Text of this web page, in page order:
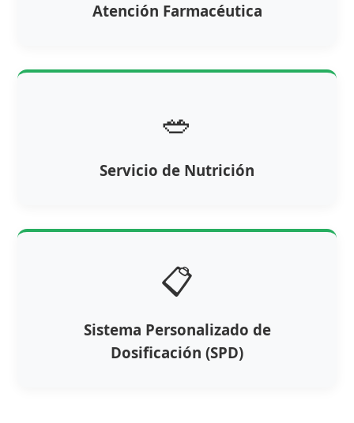
Atención Farmacéutica
🥗
Servicio de Nutrición
📋
Sistema Personalizado de
Dosificación (SPD)